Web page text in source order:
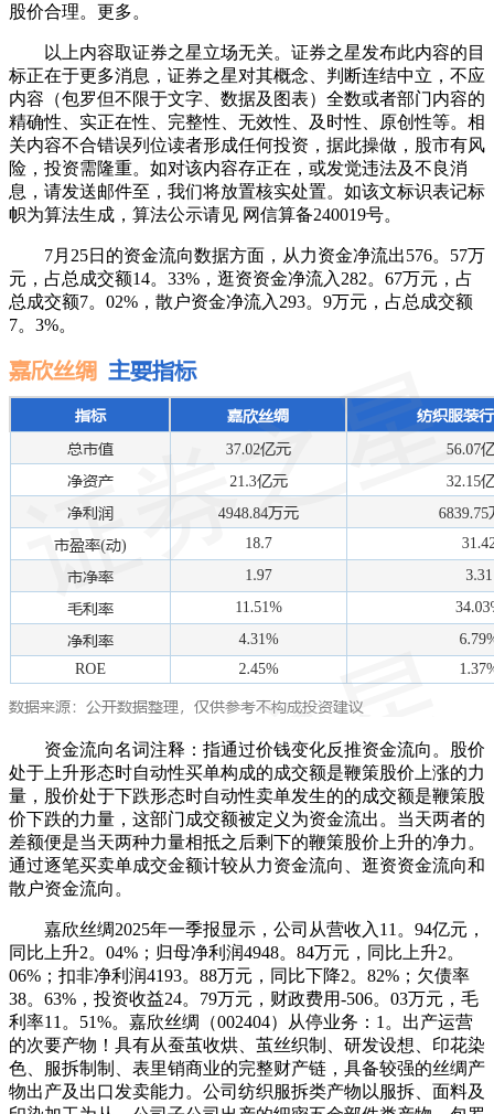
股价合理。更多。
以上内容取证券之星立场无关。证券之星发布此内容的目
标正在于更多消息，证券之星对其概念、判断连结中立，不应
内容（包罗但不限于文字、数据及图表）全数或者部门内容的
精确性、实正在性、完整性、无效性、及时性、原创性等。相
关内容不合错误列位读者形成任何投资，据此操做，股市有风
险，投资需隆重。如对该内容存正在，或发觉违法及不良消
息，请发送邮件至，我们将放置核实处置。如该文标识表记标
帜为算法生成，算法公示请见 网信算备240019号。
7月25日的资金流向数据方面，从力资金净流出576。57万
元，占总成交额14。33%，逛资资金净流入282。67万元，占
总成交额7。02%，散户资金净流入293。9万元，占总成交额
7。3%。
资金流向名词注释：指通过价钱变化反推资金流向。股价
处于上升形态时自动性买单构成的成交额是鞭策股价上涨的力
量，股价处于下跌形态时自动性卖单发生的的成交额是鞭策股
价下跌的力量，这部门成交额被定义为资金流出。当天两者的
差额便是当天两种力量相抵之后剩下的鞭策股价上升的净力。
通过逐笔买卖单成交金额计较从力资金流向、逛资资金流向和
散户资金流向。
嘉欣丝绸2025年一季报显示，公司从营收入11。94亿元，
同比上升2。04%；归母净利润4948。84万元，同比上升2。
06%；扣非净利润4193。88万元，同比下降2。82%；欠债率
38。63%，投资收益24。79万元，财政费用-506。03万元，毛
利率11。51%。嘉欣丝绸（002404）从停业务：1。出产运营
的次要产物！具有从蚕茧收烘、茧丝织制、研发设想、印花染
色、服拆制制、表里销商业的完整财产链，具备较强的丝绸产
物出产及出口发卖能力。公司纺织服拆类产物以服拆、面料及